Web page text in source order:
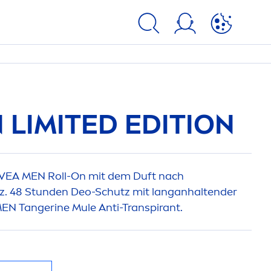
LIMITED EDITION
MEN Roll-On mit dem Duft nach
48 Stunden Deo-Schutz mit langanhaltender
Tangerine Mule Anti-Transpirant.